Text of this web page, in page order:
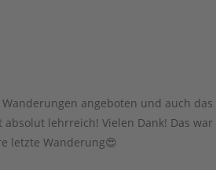
angeboten und auch das
lehrreich! Vielen Dank! Das war
letzte Wanderung😍